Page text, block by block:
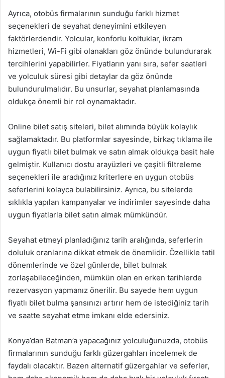
Ayrıca, otobüs firmalarının sunduğu farklı hizmet
seçenekleri de seyahat deneyimini etkileyen
faktörlerdendir. Yolcular, konforlu koltuklar, ikram
hizmetleri, Wi-Fi gibi olanakları göz önünde bulundurarak
tercihlerini yapabilirler. Fiyatların yanı sıra, sefer saatleri
ve yolculuk süresi gibi detaylar da göz önünde
bulundurulmalıdır. Bu unsurlar, seyahat planlamasında
oldukça önemli bir rol oynamaktadır.
Online bilet satış siteleri, bilet alımında büyük kolaylık
sağlamaktadır. Bu platformlar sayesinde, birkaç tıklama ile
uygun fiyatlı bilet bulmak ve satın almak oldukça basit hale
gelmiştir. Kullanıcı dostu arayüzleri ve çeşitli filtreleme
seçenekleri ile aradığınız kriterlere en uygun otobüs
seferlerini kolayca bulabilirsiniz. Ayrıca, bu sitelerde
sıklıkla yapılan kampanyalar ve indirimler sayesinde daha
uygun fiyatlarla bilet satın almak mümkündür.
Seyahat etmeyi planladığınız tarih aralığında, seferlerin
doluluk oranlarına dikkat etmek de önemlidir. Özellikle tatil
dönemlerinde ve özel günlerde, bilet bulmak
zorlaşabileceğinden, mümkün olan en erken tarihlerde
rezervasyon yapmanız önerilir. Bu sayede hem uygun
fiyatlı bilet bulma şansınızı artırır hem de istediğiniz tarih
ve saatte seyahat etme imkanı elde edersiniz.
Konya’dan Batman’a yapacağınız yolculuğunuzda, otobüs
firmalarının sunduğu farklı güzergahları incelemek de
faydalı olacaktır. Bazen alternatif güzergahlar ve seferler,